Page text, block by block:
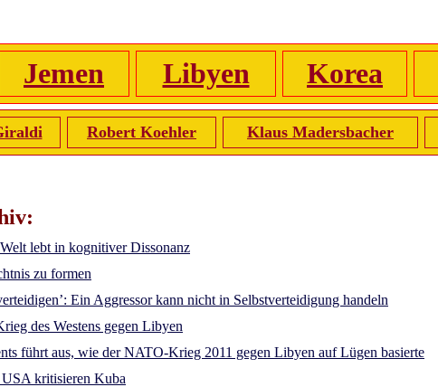
Jemen Libyen Korea
Robert Koehler Klaus Madersbacher
lebt in kognitiver Dissonanz
zu formen
Ein Aggressor kann nicht in Selbstverteidigung handeln
des Westens gegen Libyen
führt aus, wie der NATO-Krieg 2011 gegen Libyen auf Lügen basierte
kritisieren Kuba